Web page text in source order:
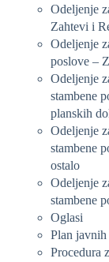
Odeljenje
Zahtevi i
Odeljenje
poslove –
Odeljenje
stambene
planskih
Odeljenje
stambene
ostalo
Odeljenje
stambene
Oglasi
Plan
Procedura